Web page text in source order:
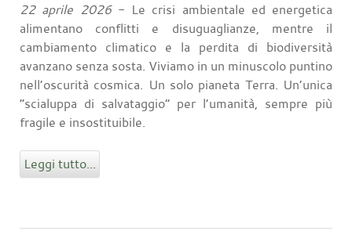
22 aprile 2026- Le crisi ambientale ed energetica
alimentano conflitti e disuguaglianze, mentre il
cambiamento climatico e la perdita di biodiversità
avanzano senza sosta. Viviamo in un minuscolo puntino
nell’oscurità cosmica. Un solo pianeta Terra. Un’unica
“scialuppa di salvataggio” per l’umanità, sempre più
fragile e insostituibile.
Leggi tutto...